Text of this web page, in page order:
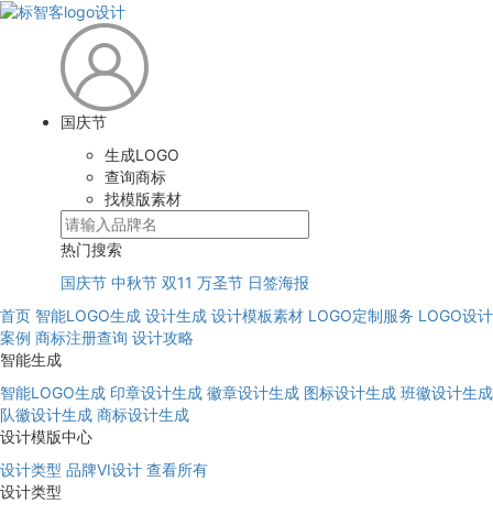
国庆节
生成LOGO
查询商标
找模版素材
热门搜索
国庆节 中秋节 双11 万圣节 日签海报
首页 智能LOGO生成 设计生成 设计模板素材 LOGO定制服务 LOGO设计
案例 商标注册查询 设计攻略
智能生成
智能LOGO生成 印章设计生成 徽章设计生成 图标设计生成 班徽设计生成
队徽设计生成 商标设计生成
设计模版中心
设计类型 品牌VI设计 查看所有
设计类型